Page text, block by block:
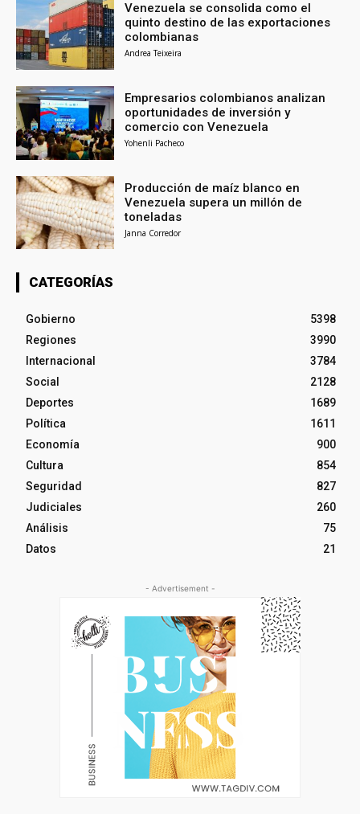
Venezuela se consolida como el
quinto destino de las exportaciones
colombianas
Andrea Teixeira
Empresarios colombianos analizan
oportunidades de inversión y
comercio con Venezuela
Yohenli Pacheco
Producción de maíz blanco en
Venezuela supera un millón de
toneladas
Janna Corredor
CATEGORÍAS
Gobierno
5398
Regiones
3990
Internacional
3784
Social
2128
Deportes
1689
Política
1611
Economía
900
Cultura
854
Seguridad
827
Judiciales
260
Análisis
75
Datos
21
- Advertisement -